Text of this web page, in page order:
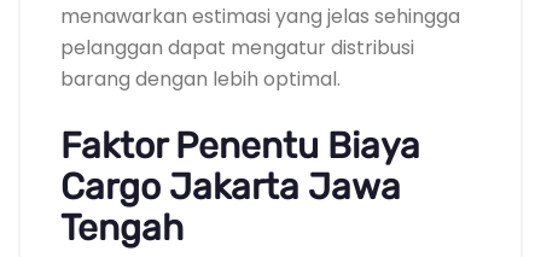
menawarkan estimasi yang jelas sehingga
pelanggan dapat mengatur distribusi
barang dengan lebih optimal.
Faktor Penentu Biaya
Cargo Jakarta Jawa
Tengah